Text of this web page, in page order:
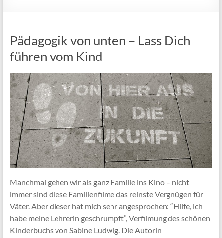
Pädagogik von unten – Lass Dich
führen vom Kind
Manchmal gehen wir als ganz Familie ins Kino – nicht
immer sind diese Familienfilme das reinste Vergnügen für
Väter. Aber dieser hat mich sehr angesprochen: “Hilfe, ich
habe meine Lehrerin geschrumpft”, Verfilmung des schönen
Kinderbuchs von Sabine Ludwig. Die Autorin